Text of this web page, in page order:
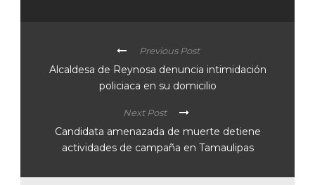
Previous Post
Alcaldesa de Reynosa denuncia intimidación
policiaca en su domicilio
Next Post
Candidata amenazada de muerte detiene
actividades de campaña en Tamaulipas